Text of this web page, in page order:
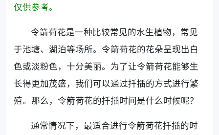
仅供参考。
令箭荷花是一种比较常见的水生植物，常见
于池塘、湖泊等场所。令箭荷花的花朵呈现出白
色或淡粉色，十分美丽。为了让令箭荷花能够生
长得更加茂盛，我们可以通过扦插的方式进行繁
殖。那么，令箭荷花的扦插时间是什么时候呢？
通常情况下，最适合进行令箭荷花扦插的时